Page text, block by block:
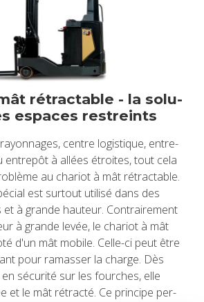
rétrac­table - la solu­
espaces res­treints
centre logis­tique, entre­
entre­pôt à allées étroites, tout cela
au cha­riot à mât rétrac­table.
est sur­tout uti­lisé dans des
à grande hau­teur. Contrai­re­ment
à grande levée, le cha­riot à mât
d'un mât mobile. Celle-ci peut être
pour ramas­ser la charge. Dès
sécu­rité sur les fourches, elle
et le mât rétracté. Ce prin­cipe per­